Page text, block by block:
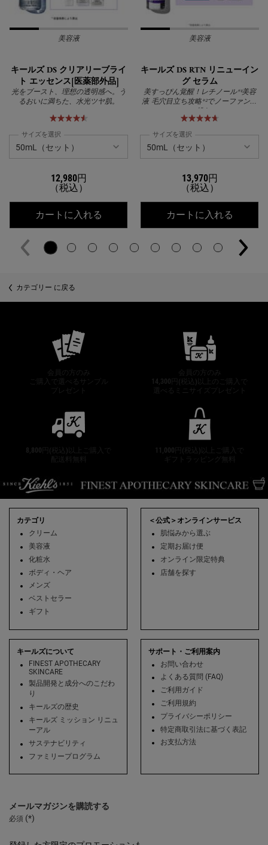
美容液
キールズ DS クリアリーブライ
ト エッセンス[医薬部外品]
光をブースト、理想の透明感へ。う
るおいに満ちた、水光ツヤ肌。
サイズを選択
12,980円
（税込）
カートに入れる キールズ DS クリアリーブライト エ
美容液
キールズ DS RTN リニューイン
グ セラム
美すっぴん覚醒！レチノール*¹美容
液 毛穴目立ち攻略*²でノーファンデ
に挑む
サイズを選択
13,970円
（税込）
カートに入れる
カテゴリー に戻る
会員の方のみ
ご購入で選べるサンプル
会員の方のみ
14,300円(税込)以上のご購入で
選べるミニサイズプレゼント
8,800円(税込)以上ご購入で
11,000円(税込)以上ご購入で
カテゴリ
クリーム
美容液
化粧水
ボディ・ヘア
メンズ
ベストセラー
ギフト
＜公式＞オンラインサービス
肌悩みから選ぶ
定期お届け便
オンライン限定特典
店舗を探す
キールズについて
FINEST APOTHECARY
SKINCARE
製品開発と成分へのこだわ
り
キールズの歴史
キールズ ミッション リニュ
ーアル
サステナビリティ
ファミリープログラム
サポート・ご利用案内
お問い合わせ
よくある質問 (FAQ)
ご利用ガイド
ご利用規約
プライバシーポリシー
特定商取引法に基づく表記
お支払方法
メールマガジンを購読する
必須 (*)